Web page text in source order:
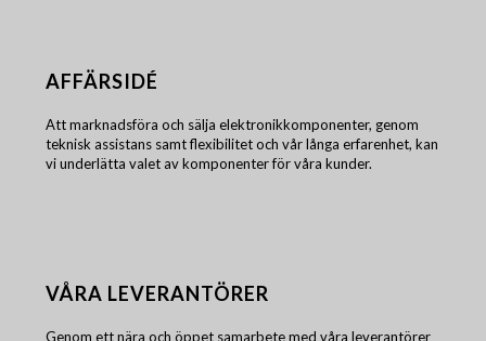
AFFÄRSIDÉ
Att marknadsföra och sälja elektronikkomponenter, genom
teknisk assistans samt flexibilitet och vår långa erfarenhet, kan
vi underlätta valet av komponenter för våra kunder.
VÅRA LEVERANTÖRER
Genom ett nära och öppet samarbete med våra leverantörer